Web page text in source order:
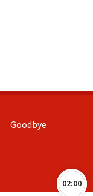
02:00
Goodbye